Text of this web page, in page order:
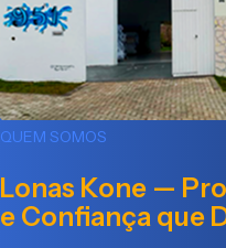
QUEM SOMOS
Lonas Kone —
e Confiança que